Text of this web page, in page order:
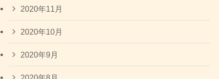
2020年11月
2020年10月
2020年9月